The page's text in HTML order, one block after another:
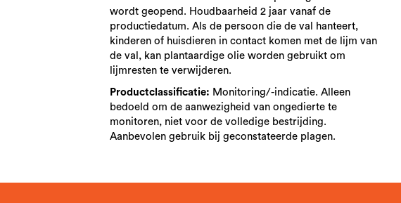
wordt geopend. Houdbaarheid 2 jaar vanaf de
productiedatum. Als de persoon die de val hanteert,
kinderen of huisdieren in contact komen met de lijm van
de val, kan plantaardige olie worden gebruikt om
lijmresten te verwijderen.
Productclassificatie: Monitoring/-indicatie. Alleen
bedoeld om de aanwezigheid van ongedierte te
monitoren, niet voor de volledige bestrijding.
Aanbevolen gebruik bij geconstateerde plagen.